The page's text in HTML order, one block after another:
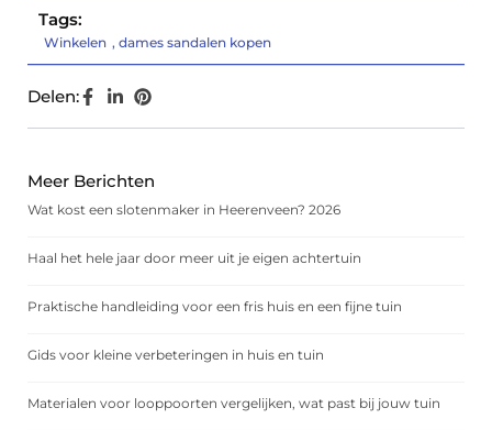
Tags:
Winkelen , dames sandalen kopen
Delen:
Meer Berichten
Wat kost een slotenmaker in Heerenveen? 2026
Haal het hele jaar door meer uit je eigen achtertuin
Praktische handleiding voor een fris huis en een fijne tuin
Gids voor kleine verbeteringen in huis en tuin
Materialen voor looppoorten vergelijken, wat past bij jouw tuin